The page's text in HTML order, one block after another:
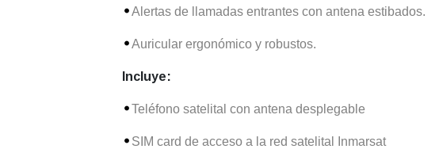
Alertas de llamadas entrantes con antena estibados.
Auricular ergonómico y robustos.
Incluye:
Teléfono satelital con antena desplegable
SIM card de acceso a la red satelital Inmarsat